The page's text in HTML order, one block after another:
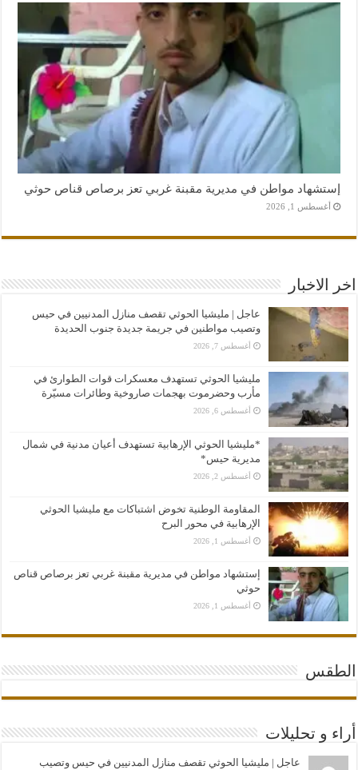
إستشهاد مواطن في مديرية مقبنة غربي تعز برصاص قناص حوثي
أغسطس 1, 2026
اخر الاخبار
عاجل | مليشيا الحوثي تقصف منازل المدنيين في حيس
وتصيب مواطنين في جريمة جديدة جنوب الحديدة
أغسطس 7, 2026
مليشيا الحوثي تستهدف معسكرات قوات الطوارئ في
مأرب وحضرموت بهجمات صاروخية وطائرات مسيّرة
أغسطس 6, 2026
*مليشيا الحوثي الإرهابية تستهدف أعيان مدنية في شمال
مديرية حيس*
أغسطس 2, 2026
المقاومة الوطنية تخوض اشتباكات مع مليشيا الحوثي
الإرهابية في محور البرح
أغسطس 1, 2026
إستشهاد مواطن في مديرية مقبنة غربي تعز برصاص قناص
حوثي
أغسطس 1, 2026
الطقس
أراء و تحليلات
عاجل | مليشيا الحوثي تقصف منازل المدنيين في حيس وتصيب